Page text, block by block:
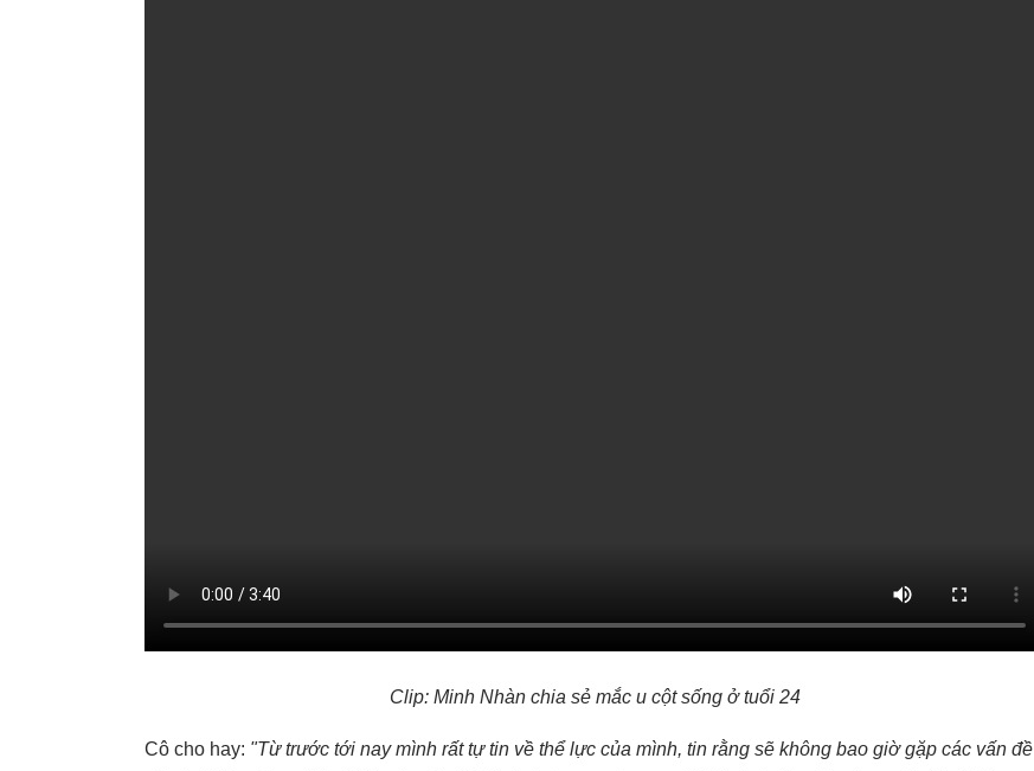
Clip: Minh Nhàn chia sẻ mắc u cột sống ở tuổi 24
Cô cho hay: "Từ trước tới nay mình rất tự tin về thể lực của mình, tin rằng sẽ không bao giờ gặp các vấn đề